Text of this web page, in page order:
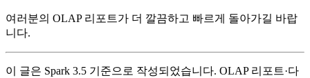
여러분의 OLAP 리포트가 더 깔끔하고 빠르게 돌아가길 바랍
니다.
이 글은 Spark 3.5 기준으로 작성되었습니다. OLAP 리포트·다